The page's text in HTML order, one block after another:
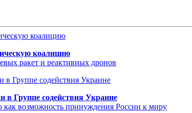
коалицию
ракет и реактивных дронов
в Группе содействия Украине
возможность принуждения России к миру